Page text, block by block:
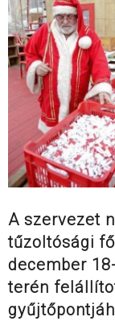
A szervezet
tűzoltósági
december
terén